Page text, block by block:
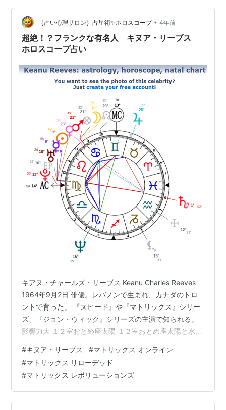
｛占い心理サロン｝占星術✨ホロスコープ • 4年前
超絶！？フランクな有名人 キヌア・リーブス
ホロスコープ占い
キアヌ・チャールズ・リーブス Keanu Charles Reeves
1964年9月2日 俳優。レバノンで生まれ、カナダのトロ
ントで育った。 『スピード』や『マトリックス』シリー
ズ、『ジョン・ウィック』シリーズの主演で知られる。
影響力大 １２室おとめ座太陽 １２室おとめ座太陽と水
１０室かに座月 １１室かに座月と火星と金星 影響力中
６室うお座土星 ３室さそり座海王星 ９室おうし座木星
🌟乙女座 8月23日頃～9月22日頃 黄経150°〜180° 支配
星は水星。知的な働きが活発になりますが、プラス別の
面で、ある実務的労働と奉仕ボランティア…
#キヌア・リーブス #マトリックス オンライン
#マトリックス リローデッド
#マトリックス レボリューションズ